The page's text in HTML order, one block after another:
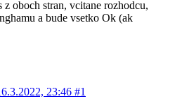
z oboch stran, vcitane rozhodcu,
a bude vsetko Ok (ak
23:46 #1